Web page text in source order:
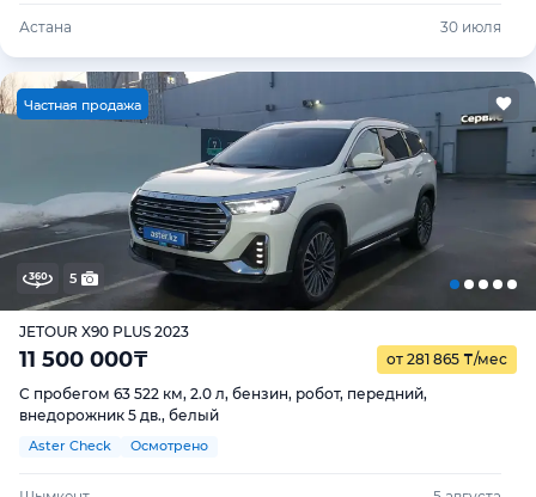
Астана 30 июля
Частная продажа
5
JETOUR X90 PLUS 2023
11 500 000₸ от 281 865 ₸/мес
С пробегом 63 522 км, 2.0 л, бензин, робот, передний,
внедорожник 5 дв., белый
Aster Check Осмотрено